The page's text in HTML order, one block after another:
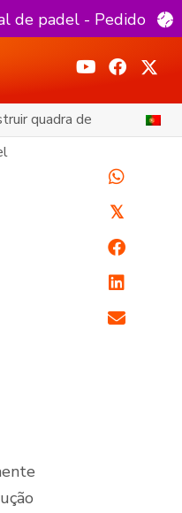
de padel - Pedido
quadra de
𝕏